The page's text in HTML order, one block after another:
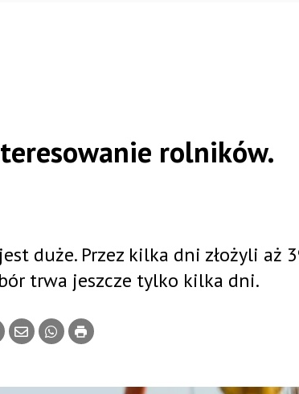
rolników.
duże. Przez kilka dni złożyli aż
trwa jeszcze tylko kilka dni.